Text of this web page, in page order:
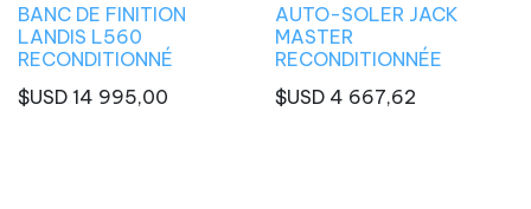
BANC DE FINITION
LANDIS L560
RECONDITIONNÉ
$USD 14 995,00
AUTO-SOLER JACK
MASTER
RECONDITIONNÉE
$USD 4 667,62